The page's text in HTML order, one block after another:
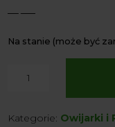
4
Na stanie (może być
zwijająca
Kategorie: Owijarki i